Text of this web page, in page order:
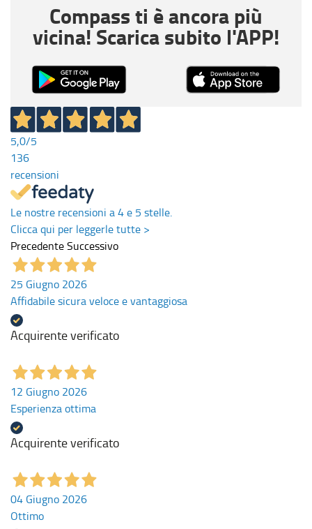
Compass ti è ancora più
vicina! Scarica subito l'APP!
5,0/5
136
recensioni
Le nostre recensioni a 4 e 5 stelle.
Clicca qui per leggerle tutte >
PrecedenteSuccessivo
25 Giugno 2026
Affidabile sicura veloce e vantaggiosa
Acquirente verificato
12 Giugno 2026
Esperienza ottima
Acquirente verificato
04 Giugno 2026
Ottimo